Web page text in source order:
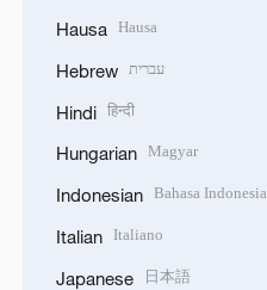
Hausa Hausa
Hebrew עברית
Hindi हिन्दी
Hungarian Magyar
Indonesian Bahasa Indonesia
Italian Italiano
Japanese 日本語